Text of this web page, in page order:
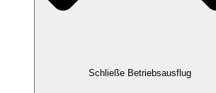
Schließe Betriebsausflug